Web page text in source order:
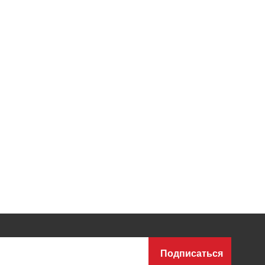
Подписаться